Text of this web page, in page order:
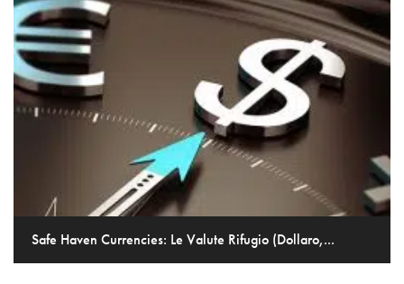
Safe Haven Currencies: Le Valute Rifugio (Dollaro,...